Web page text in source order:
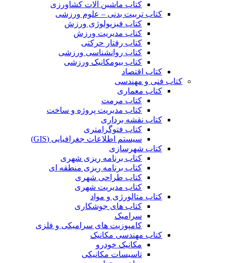
کتاب ماشین آلات کشاورزی
کتاب تربیت بدنی – علوم ورزشی
کتاب فیزیولوژی ورزش
کتاب مدیریت ورزش
کتاب رفتار حرکتی
کتاب روانشناسی ورزشی
کتاب بیومکانیک ورزشی
کتاب اقتصاد
کتاب فنی و مهندسی
کتاب معماری
کتاب مرمت
کتاب مدیریت پروژه و ساخت
کتاب نقشه برداری
کتاب فتوگرامتری
سیستم اطلاعات جغرافیایی (GIS)
کتاب شهرسازی
کتاب برنامه ریزی شهری
کتاب برنامه ریزی منطقه ای
کتاب طراحی شهری
کتاب مدیریت شهری
کتاب متالورژی و مواد
کتاب های جوشکاری
سرامیک
کامپوزیت های سرامیکی و فلزی
کتاب مهندسی مکانیک
مکانیک خودرو
تاسیسات مکانیکی